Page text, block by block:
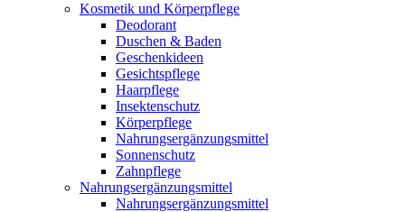
Kosmetik und Körperpflege
Deodorant
Duschen & Baden
Geschenkideen
Gesichtspflege
Haarpflege
Insektenschutz
Körperpflege
Nahrungsergänzungsmittel
Sonnenschutz
Zahnpflege
Nahrungsergänzungsmittel
Nahrungsergänzungsmittel